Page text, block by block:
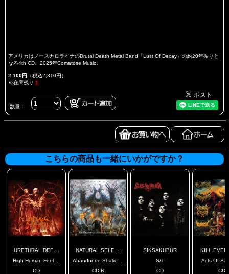
アメリカはノースカロライナのBrutal Death Metal Band「Lust Of Decay」の約20年振りと
なる4th CD。2025年Comatose Music。
2,100円 （税込2,310円）
※在庫残り 1
数量：
こちらの商品も一緒にいかがですか？
URETHRAL DEF ...
High Human Feel ...
CD
NATURAL SELE ...
Abandoned Shake ...
CD-R
SIKSAKUBUR
S/T
CD
KILL
Acts Of
CD